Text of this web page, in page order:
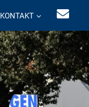
KONTAKT